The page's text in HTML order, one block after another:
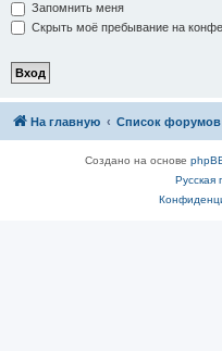
Запомнить меня
Скрыть моё пребывание на
На главную Список форумов
Создано на основе
Русская